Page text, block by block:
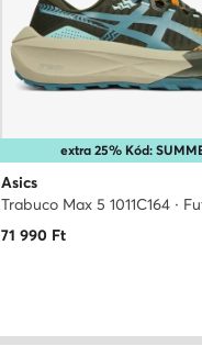
extra 25% Kód:
Asics
Trabuco Max 5 1011C164 ·
71 990Ft